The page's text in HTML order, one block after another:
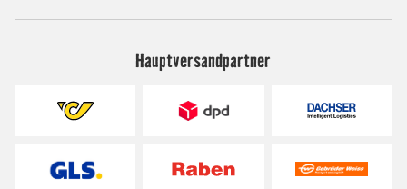
Hauptversandpartner